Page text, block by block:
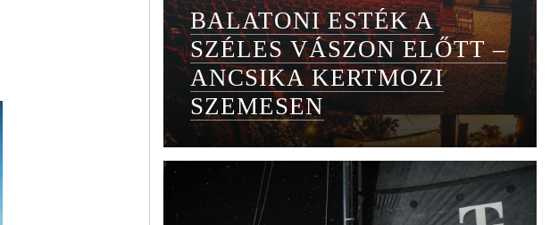
BALATONI ESTÉK A
SZÉLES VÁSZON ELŐTT –
ANCSIKA KERTMOZI
SZEMESEN